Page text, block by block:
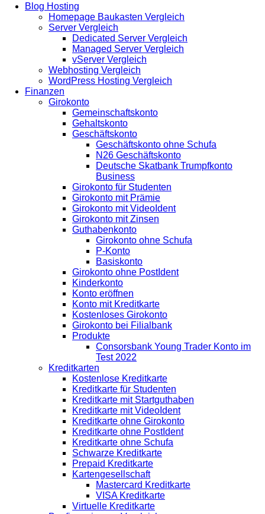
Blog Hosting
Homepage Baukasten Vergleich
Server Vergleich
Dedicated Server Vergleich
Managed Server Vergleich
vServer Vergleich
Webhosting Vergleich
WordPress Hosting Vergleich
Finanzen
Girokonto
Gemeinschaftskonto
Gehaltskonto
Geschäftskonto
Geschäftskonto ohne Schufa
N26 Geschäftskonto
Deutsche Skatbank Trumpfkonto
Business
Girokonto für Studenten
Girokonto mit Prämie
Girokonto mit VideoIdent
Girokonto mit Zinsen
Guthabenkonto
Girokonto ohne Schufa
P-Konto
Basiskonto
Girokonto ohne PostIdent
Kinderkonto
Konto eröffnen
Konto mit Kreditkarte
Kostenloses Girokonto
Girokonto bei Filialbank
Produkte
Consorsbank Young Trader Konto im
Test 2022
Kreditkarten
Kostenlose Kreditkarte
Kreditkarte für Studenten
Kreditkarte mit Startguthaben
Kreditkarte mit VideoIdent
Kreditkarte ohne Girokonto
Kreditkarte ohne PostIdent
Kreditkarte ohne Schufa
Schwarze Kreditkarte
Prepaid Kreditkarte
Kartengesellschaft
Mastercard Kreditkarte
VISA Kreditkarte
Virtuelle Kreditkarte